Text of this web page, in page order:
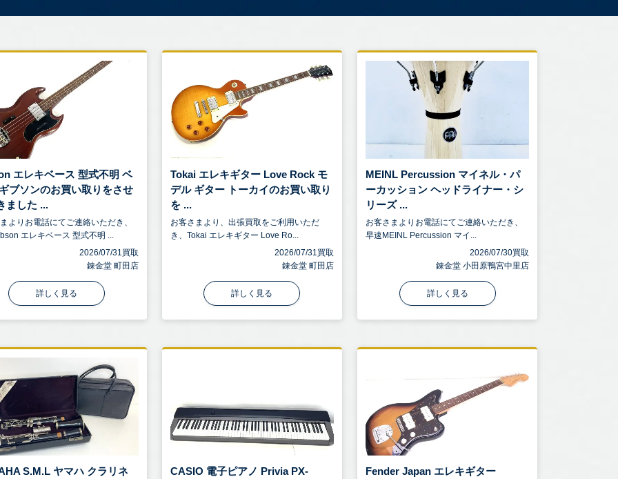
エレキベース 型式不明 ベ
ブソンのお買い取りをさせ
ました ...
よりお電話にてご連絡いただき、
エレキベース 型式不明 ...
2026/07/31買取
錬金堂 町田店
詳しく見る
Tokai エレキギター Love Rock モ
デル ギター トーカイのお買い取り
を ...
お客さまより、出張買取をご利用いただ
き、Tokai エレキギター Love Ro...
2026/07/31買取
錬金堂 町田店
詳しく見る
MEINL Percussion マイネル・パ
ーカッション ヘッドライナー・シ
リーズ ...
お客さまよりお電話にてご連絡いただき、
早速MEINL Percussion マイ...
2026/07/30買取
錬金堂 小田原鴨宮中里店
詳しく見る
S.M.L ヤマハ クラリネ
CASIO 電子ピアノ Privia PX-
Fender Japan エレキギター